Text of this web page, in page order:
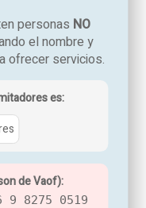
el filtro
personas NO
el nombre y
ofrecer servicios.
es:
de Vaof):
9 8275 0519